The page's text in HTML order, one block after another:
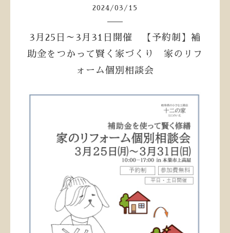
2024 /03 / 15
3月25日～3月31日開催 【予約制】補
助金をつかって賢く家づくり 家のリフ
ォーム個別相談会